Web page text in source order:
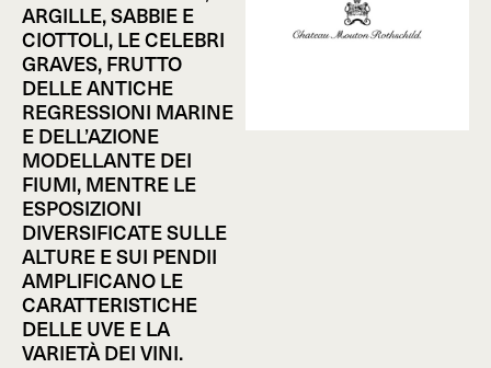
ARGILLE, SABBIE E
CIOTTOLI, LE CELEBRI
GRAVES, FRUTTO
DELLE ANTICHE
REGRESSIONI MARINE
E DELL’AZIONE
MODELLANTE DEI
FIUMI, MENTRE LE
ESPOSIZIONI
DIVERSIFICATE SULLE
ALTURE E SUI PENDII
AMPLIFICANO LE
CARATTERISTICHE
DELLE UVE E LA
VARIETÀ DEI VINI.